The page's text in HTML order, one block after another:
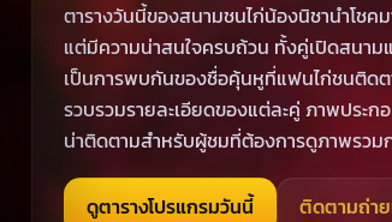
ตารางวันนี้ของสนามชนไก่น้องนิชานำโชค
แต่มีความน่าสนใจครบถ้วน ทั้งคู่เปิดสนาม
เป็นการพบกันของชื่อคุ้นหูที่แฟนไก่ชนติด
รวบรวมรายละเอียดของแต่ละคู่ ภาพประ
น่าติดตามสำหรับผู้ชมที่ต้องการดูภาพรวม
ดูตารางโปรแกรมวันนี้
ติดตามถ่า